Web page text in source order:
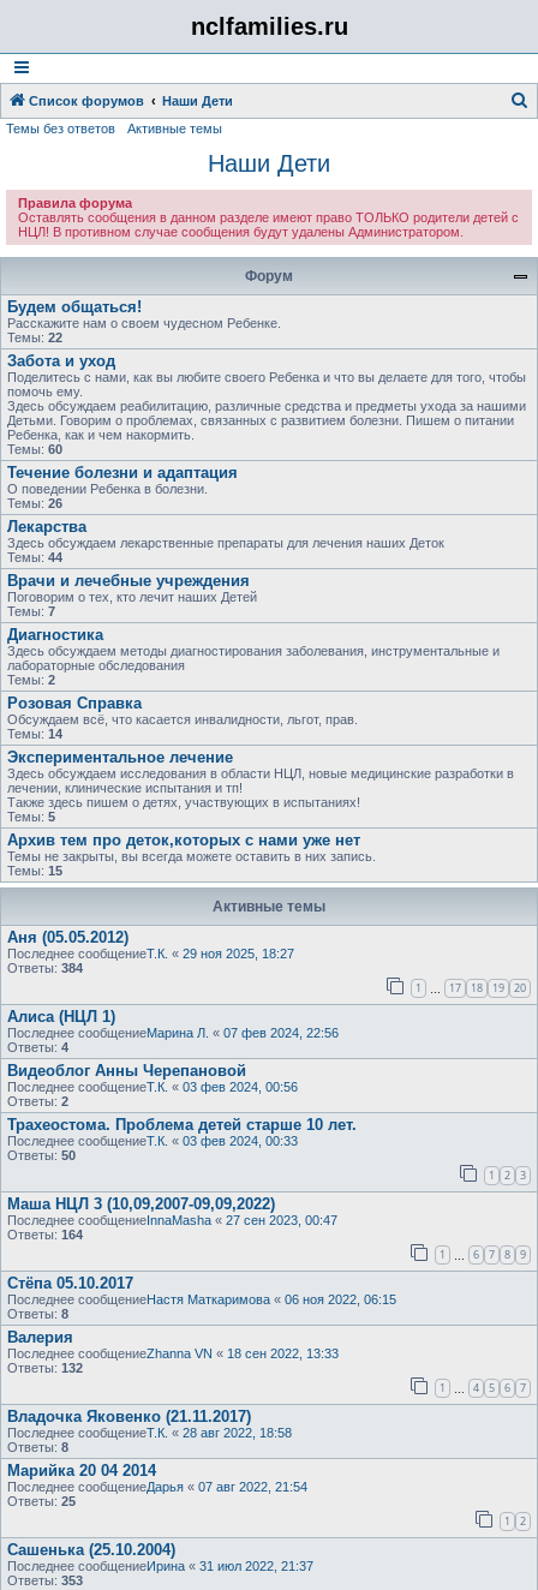
nclfamilies.ru
Список форумов Наши Дети
Темы без ответов Активные темы
Наши Дети
Правила форума
Оставлять сообщения в данном разделе имеют право ТОЛЬКО родители детей с
НЦЛ! В противном случае сообщения будут удалены Администратором.
Форум
Будем общаться!
Расскажите нам о своем чудесном Ребенке.
Темы: 22
Забота и уход
Поделитесь с нами, как вы любите своего Ребенка и что вы делаете для того, чтобы
помочь ему.
Здесь обсуждаем реабилитацию, различные средства и предметы ухода за нашими
Детьми. Говорим о проблемах, связанных с развитием болезни. Пишем о питании
Ребенка, как и чем накормить.
Темы: 60
Течение болезни и адаптация
О поведении Ребенка в болезни.
Темы: 26
Лекарства
Здесь обсуждаем лекарственные препараты для лечения наших Деток
Темы: 44
Врачи и лечебные учреждения
Поговорим о тех, кто лечит наших Детей
Темы: 7
Диагностика
Здесь обсуждаем методы диагностирования заболевания, инструментальные и
лабораторные обследования
Темы: 2
Розовая Справка
Обсуждаем всё, что касается инвалидности, льгот, прав.
Темы: 14
Экспериментальное лечение
Здесь обсуждаем исследования в области НЦЛ, новые медицинские разработки в
лечении, клинические испытания и тп!
Также здесь пишем о детях, участвующих в испытаниях!
Темы: 5
Архив тем про деток,которых с нами уже нет
Темы не закрыты, вы всегда можете оставить в них запись.
Темы: 15
Активные темы
Аня (05.05.2012)
Последнее сообщениеТ.К. « 29 ноя 2025, 18:27
Ответы: 384
1 … 17 18 19 20
Алиса (НЦЛ 1)
Последнее сообщениеМарина Л. « 07 фев 2024, 22:56
Ответы: 4
Видеоблог Анны Черепановой
Последнее сообщениеТ.К. « 03 фев 2024, 00:56
Ответы: 2
Трахеостома. Проблема детей старше 10 лет.
Последнее сообщениеТ.К. « 03 фев 2024, 00:33
Ответы: 50
1 2 3
Маша НЦЛ 3 (10,09,2007-09,09,2022)
Последнее сообщениеInnaMasha « 27 сен 2023, 00:47
Ответы: 164
1 … 6 7 8 9
Стëпа 05.10.2017
Последнее сообщениеНастя Маткаримова « 06 ноя 2022, 06:15
Ответы: 8
Валерия
Последнее сообщениеZhanna VN « 18 сен 2022, 13:33
Ответы: 132
1 … 4 5 6 7
Владочка Яковенко (21.11.2017)
Последнее сообщениеТ.К. « 28 авг 2022, 18:58
Ответы: 8
Марийка 20 04 2014
Последнее сообщениеДарья « 07 авг 2022, 21:54
Ответы: 25
1 2
Сашенька (25.10.2004)
Последнее сообщениеИрина « 31 июл 2022, 21:37
Ответы: 353